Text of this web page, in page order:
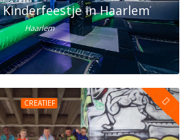
in Haarlem? Vier
Haarlem
CREATIEF